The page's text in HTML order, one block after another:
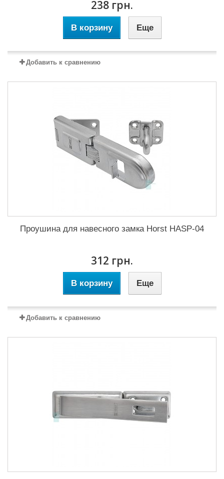
238 грн.
В корзину Еще
Добавить к сравнению
Проушина для навесного замка Horst HASP-04
312 грн.
В корзину Еще
Добавить к сравнению